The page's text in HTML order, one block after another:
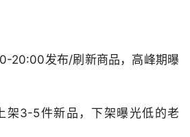
20:00发布/刷新商品，高峰期曝
架3-5件新品，下架曝光低的老